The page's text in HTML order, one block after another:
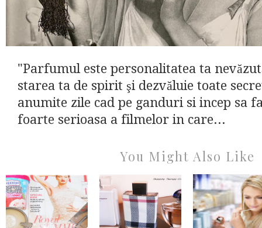
"Parfumul este personalitatea ta
starea ta de spirit şi dezvăluie toate
anumite zile cad pe ganduri si incep sa
foarte serioasa a filmelor in care...
You Might Also Like